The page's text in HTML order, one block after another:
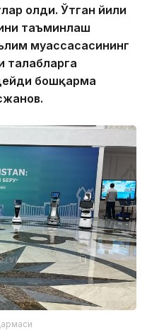
олди. Ўтган йили
таъминлаш
муассасасининг
талабларга
бошқарма